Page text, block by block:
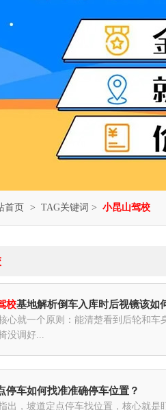
首页 > TAG关键词 > 小昆山驾校
校基地解析倒车入库时后视镜该如
心就一个原则：能清楚看到后轮和
没调好...
停车如何找准准确停车位置？
出，坡道定点停车找位置，核心就